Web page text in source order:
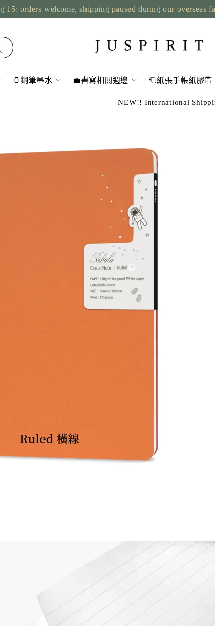
15: orders welcome, shipping paused during our overseas
🫙鋼筆墨水 💼書寫相關週邊 🧻紙張手帳紙膠帶
NEW!! International